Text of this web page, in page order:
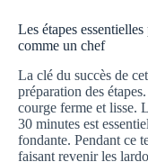
Les étapes
comme un chef
La clé du succès de
préparation des
courge ferme et lisse.
30 minutes est
fondante. Pendant ce
faisant revenir les